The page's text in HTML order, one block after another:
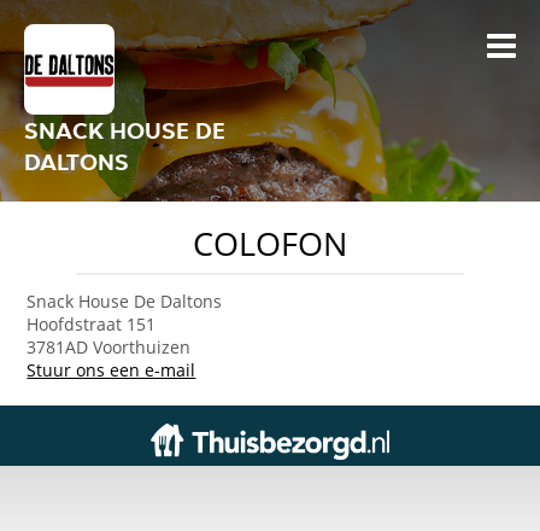
SNACK HOUSE DE
DALTONS
COLOFON
Snack House De Daltons
Hoofdstraat 151
3781AD Voorthuizen
Stuur ons een e-mail